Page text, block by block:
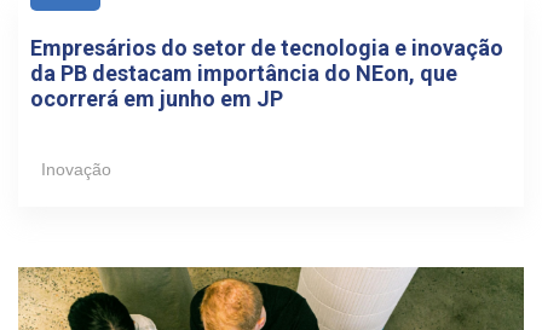
Empresários do setor de tecnologia e inovação
da PB destacam importância do NEon, que
ocorrerá em junho em JP
Inovação